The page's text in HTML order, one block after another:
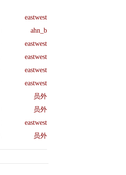
eastwest
ahn_b
eastwest
eastwest
eastwest
eastwest
员外
员外
eastwest
员外